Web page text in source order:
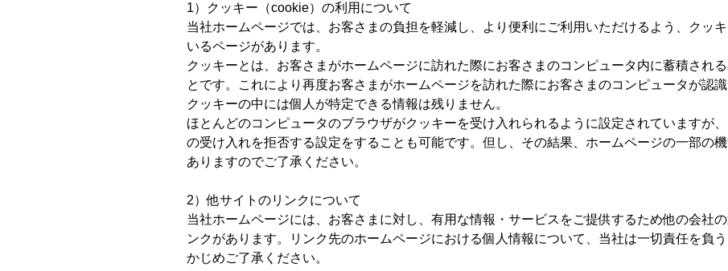
1）クッキー（cookie）の利用について
当社ホームページでは、お客さまの負担を軽減し、より便利にご利用いただけるよう、クッ
いるページがあります。
クッキーとは、お客さまがホームページに訪れた際にお客さまのコンピュータ内に蓄積され
とです。これにより再度お客さまがホームページを訪れた際にお客さまのコンピュータが認
クッキーの中には個人が特定できる情報は残りません。
ほとんどのコンピュータのブラウザがクッキーを受け入れられるように設定されていますが
の受け入れを拒否する設定をすることも可能です。但し、その結果、ホームページの一部の
ありますのでご了承ください。
2）他サイトのリンクについて
当社ホームページには、お客さまに対し、有用な情報・サービスをご提供するため他の会社
ンクがあります。リンク先のホームページにおける個人情報について、当社は一切責任を負
かじめご了承ください。